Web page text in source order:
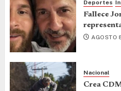
Deportes
Fallece
AGOSTO
Nacional
Crea